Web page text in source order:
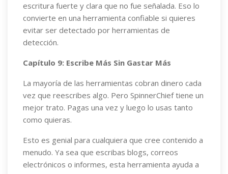
escritura fuerte y clara que no fue señalada. Eso lo
convierte en una herramienta confiable si quieres
evitar ser detectado por herramientas de
detección.
Capítulo 9: Escribe Más Sin Gastar Más
La mayoría de las herramientas cobran dinero cada
vez que reescribes algo. Pero SpinnerChief tiene un
mejor trato. Pagas una vez y luego lo usas tanto
como quieras.
Esto es genial para cualquiera que cree contenido a
menudo. Ya sea que escribas blogs, correos
electrónicos o informes, esta herramienta ayuda a